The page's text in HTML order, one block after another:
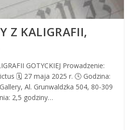
Z KALIGRAFII,
GOTYCKIEJ Prowadzenie:
🗓 27 maja 2025 r. 🕓 Godzina:
Al. Grunwaldzka 504, 80-309
2,5 godziny…